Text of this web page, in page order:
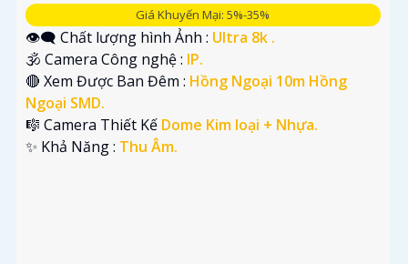
Giá Khuyến Mại: 5%-35%
👁️‍🗨 Chất lượng hình Ảnh : Ultra 8k .
🕉️ Camera Công nghệ : IP.
🔴 Xem Được Ban Đêm : Hồng Ngoại 10m Hồng
Ngoại SMD.
🎼️ Camera Thiết Kế Dome Kim loại + Nhựa.
️✨ Khả Năng : Thu Âm.